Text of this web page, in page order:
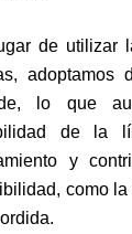
de utilizar
adoptamos
lo que
de la
y
como